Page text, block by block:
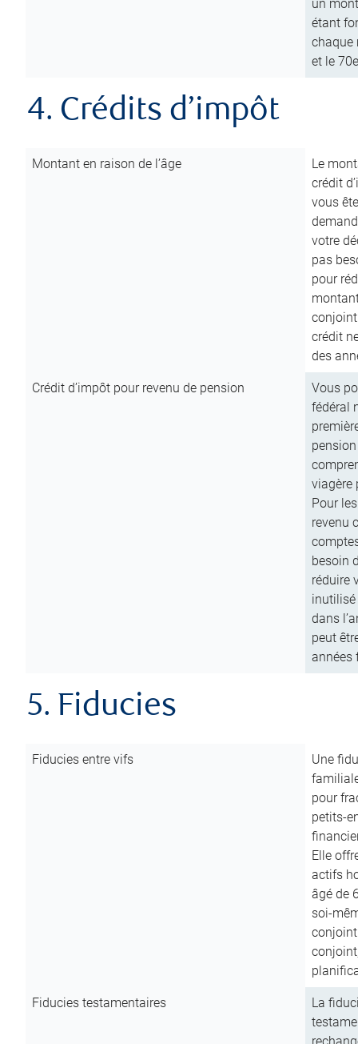
un
étant
chaque
et le
4. Crédits d’impôt
Montant en raison de l’âge
Le
crédit
vous
votre
pas
pour
conjoint
crédit
des
Crédit d’impôt pour revenu de pension
Vous
fédéral
viagère
Pour
revenu
besoin
réduire
inutilisé
dans
peut
années
5. Fiducies
Fiducies entre vifs
Une
pour
petits-
Elle
actifs
âgé de
soi-
Fiducies testamentaires
La